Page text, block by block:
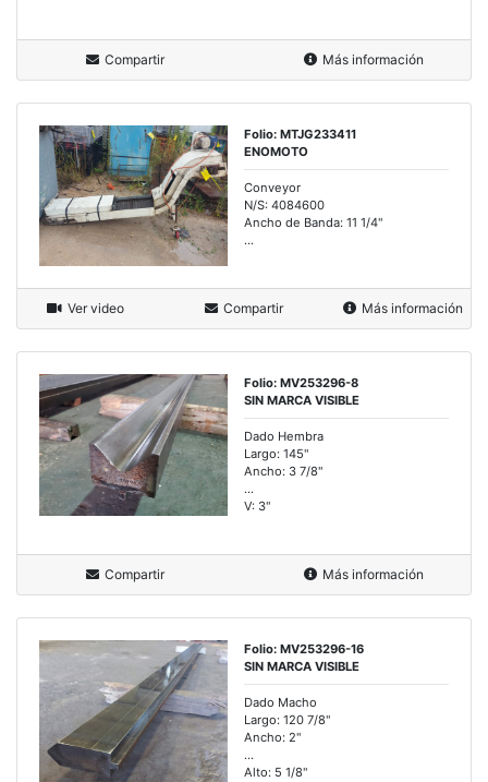
Compartir Más información
Folio: MTJG233411
ENOMOTO
Conveyor
N/S: 4084600
Ancho de Banda: 11 1/4"
...
Ver video Compartir Más información
Folio: MV253296-8
SIN MARCA VISIBLE
Dado Hembra
Largo: 145"
Ancho: 3 7/8"
...
V: 3"
Compartir Más información
Folio: MV253296-16
SIN MARCA VISIBLE
Dado Macho
Largo: 120 7/8"
Ancho: 2"
...
Alto: 5 1/8"